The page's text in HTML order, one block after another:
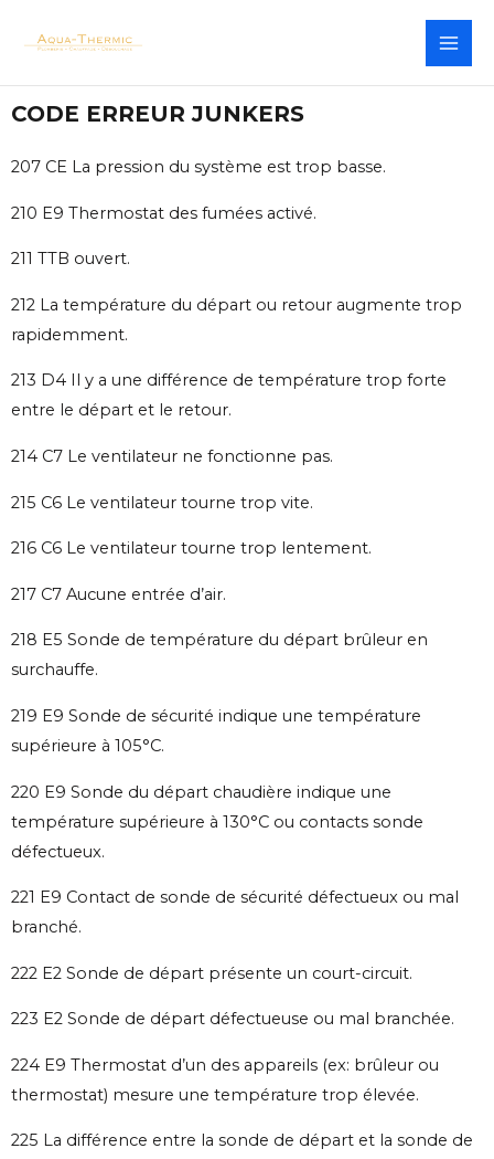
CODE ERREUR JUNKERS
207 CE La pression du système est trop basse.
210 E9 Thermostat des fumées activé.
211 TTB ouvert.
212 La température du départ ou retour augmente trop
rapidemment.
213 D4 Il y a une différence de température trop forte
entre le départ et le retour.
214 C7 Le ventilateur ne fonctionne pas.
215 C6 Le ventilateur tourne trop vite.
216 C6 Le ventilateur tourne trop lentement.
217 C7 Aucune entrée d’air.
218 E5 Sonde de température du départ brûleur en
surchauffe.
219 E9 Sonde de sécurité indique une température
supérieure à 105°C.
220 E9 Sonde du départ chaudière indique une
température supérieure à 130°C ou contacts sonde
défectueux.
221 E9 Contact de sonde de sécurité défectueux ou mal
branché.
222 E2 Sonde de départ présente un court-circuit.
223 E2 Sonde de départ défectueuse ou mal branchée.
224 E9 Thermostat d’un des appareils (ex: brûleur ou
thermostat) mesure une température trop élevée.
225 La différence entre la sonde de départ et la sonde de